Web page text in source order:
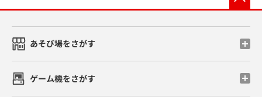
あそび場をさがす
ゲーム機をさがす